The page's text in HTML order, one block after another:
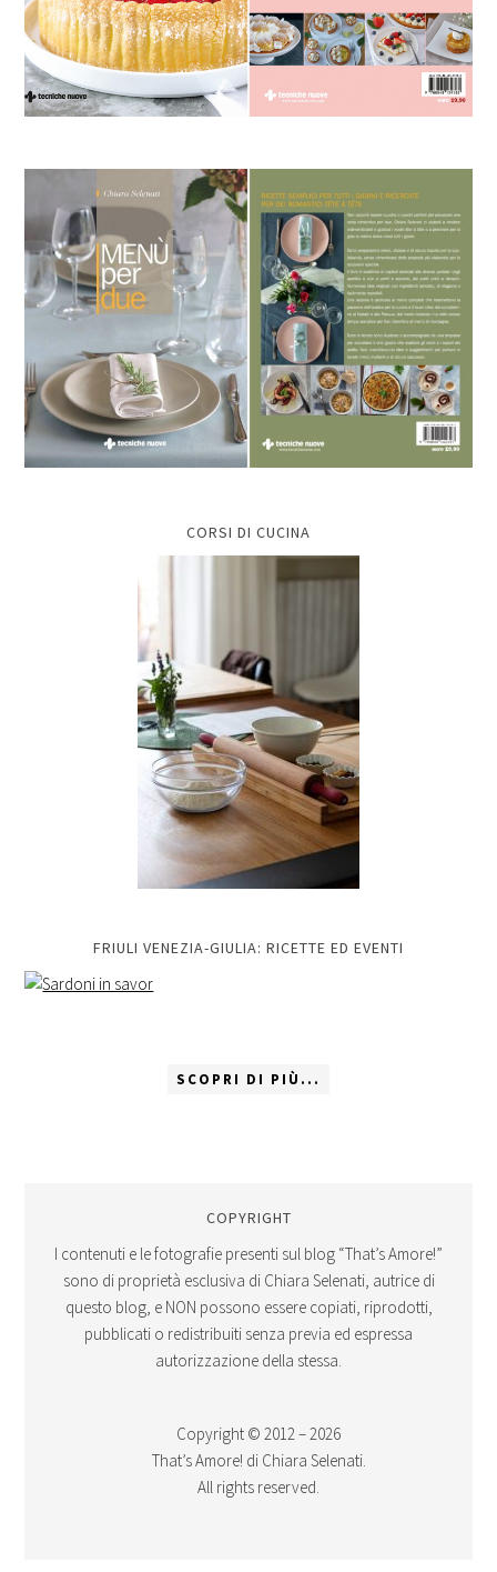
CORSI DI CUCINA
FRIULI VENEZIA-GIULIA: RICETTE ED EVENTI
SCOPRI DI PIÙ...
COPYRIGHT
I contenuti e le fotografie presenti sul blog “That’s Amore!”
sono di proprietà esclusiva di Chiara Selenati, autrice di
questo blog, e NON possono essere copiati, riprodotti,
pubblicati o redistribuiti senza previa ed espressa
autorizzazione della stessa.
Copyright © 2012 – 2026
That’s Amore! di Chiara Selenati.
All rights reserved.